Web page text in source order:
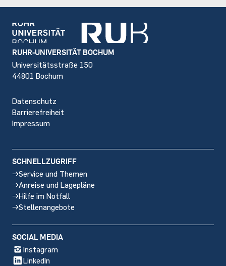
Footer
RUHR-UNIVERSITÄT BOCHUM
Universitätsstraße 150
44801 Bochum
Datenschutz
Barrierefreiheit
Impressum
SCHNELLZUGRIFF
Service und Themen
Anreise und Lagepläne
Hilfe im Notfall
Stellenangebote
SOCIAL MEDIA
Instagram
LinkedIn